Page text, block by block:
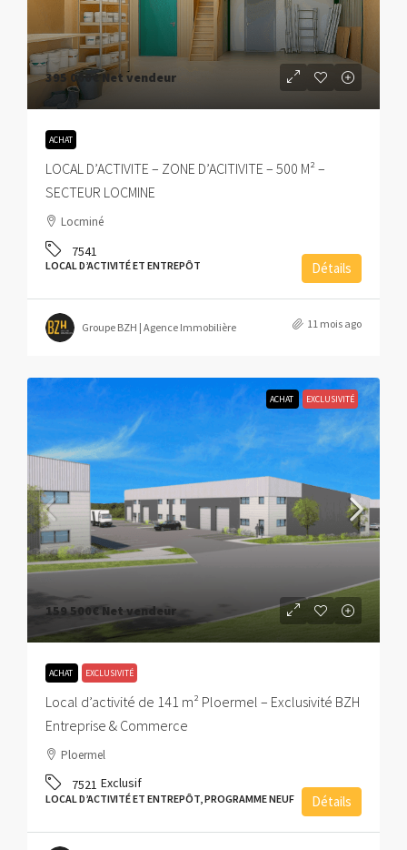
395 000€Net vendeur
ACHAT
LOCAL D’ACTIVITE – ZONE D’ACITIVITE – 500 M² –
SECTEUR LOCMINE
Locminé
7541
LOCAL D’ACTIVITÉ ET ENTREPÔT Détails
Groupe BZH | Agence Immobilière 11 mois ago
ACHAT EXCLUSIVITÉ
159 500€ Net vendeur
ACHAT EXCLUSIVITÉ
Local d’activité de 141 m² Ploermel – Exclusivité BZH
Entreprise & Commerce
Ploermel
7521 Exclusif
LOCAL D’ACTIVITÉ ET ENTREPÔT, PROGRAMME NEUF Détails